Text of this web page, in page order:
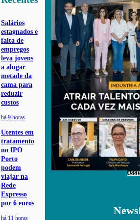
Salários
estagnados e
falta de
empregos
leva jovens
a alugar
metade da
cama para
reduzir
custos
há 9 horas
Utentes em
tratamento
no IPO
Porto
podem
viajar na
Rede
Expresso
por 6 euros
há 11 horas